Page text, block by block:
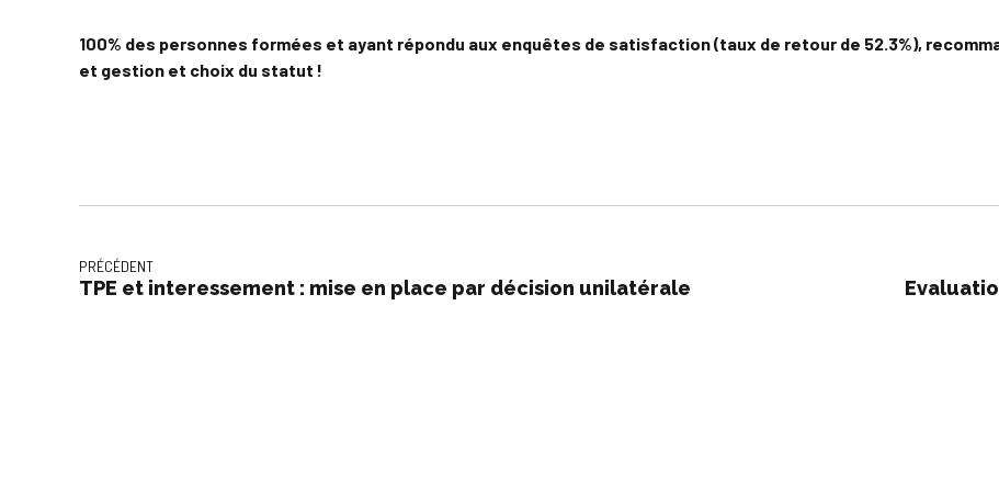
100% des personnes formées et ayant répondu aux enquêtes de satisfaction (taux de retour de 52.3%),
et gestion et choix du statut !
PRÉCÉDENT
TPE et interessement : mise en place par décision unilatérale